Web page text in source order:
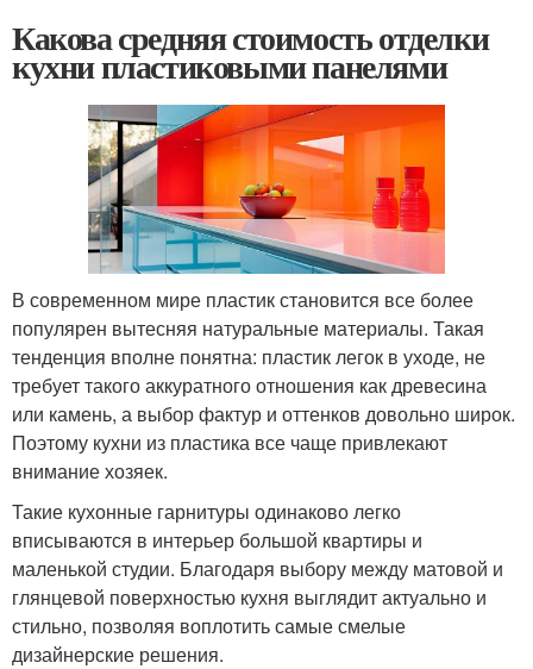
Какова средняя стоимость отделки
кухни пластиковыми панелями
В современном мире пластик становится все более
популярен вытесняя натуральные материалы. Такая
тенденция вполне понятна: пластик легок в уходе, не
требует такого аккуратного отношения как древесина
или камень, а выбор фактур и оттенков довольно широк.
Поэтому кухни из пластика все чаще привлекают
внимание хозяек.
Такие кухонные гарнитуры одинаково легко
вписываются в интерьер большой квартиры и
маленькой студии. Благодаря выбору между матовой и
глянцевой поверхностью кухня выглядит актуально и
стильно, позволяя воплотить самые смелые
дизайнерские решения.